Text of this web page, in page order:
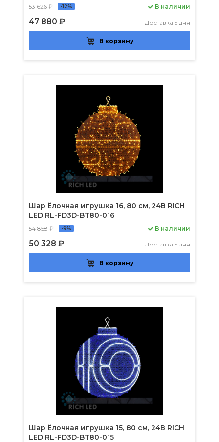
53 626 ₽ -12%
47 880 ₽
В наличии
Доставка 5 дня
В корзину
Шар Ёлочная игрушка 16, 80 см, 24В RICH
LED RL-FD3D-BT80-016
54 858 ₽ -9%
50 328 ₽
В наличии
Доставка 5 дня
В корзину
Шар Ёлочная игрушка 15, 80 см, 24В RICH
LED RL-FD3D-BT80-015